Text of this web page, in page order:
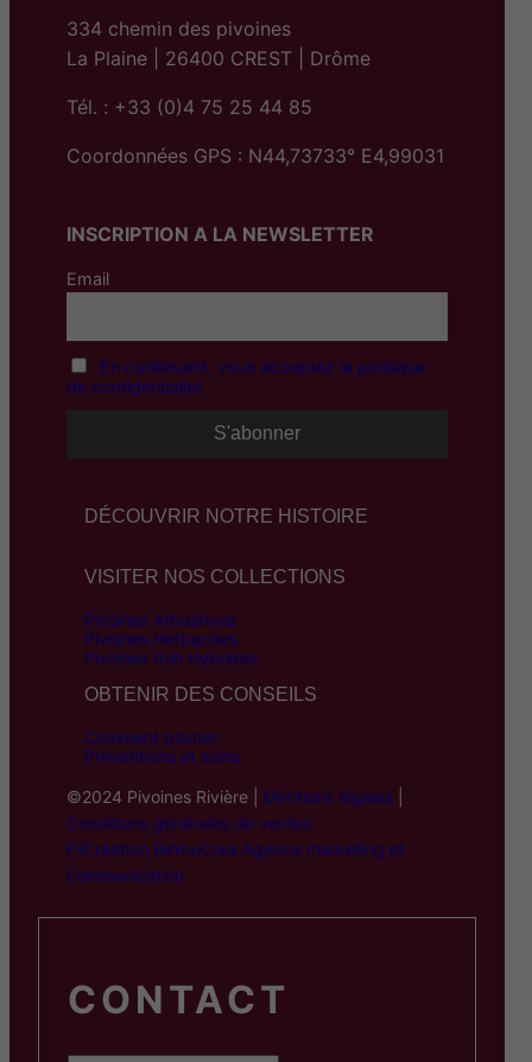
334 chemin des pivoines
La Plaine | 26400 CREST | Drôme
Tél. : +33 (0)4 75 25 44 85
Coordonnées GPS : N44,73733° E4,99031
INSCRIPTION A LA NEWSLETTER
Email
En continuant, vous acceptez la politique
de confidentialité
DÉCOUVRIR NOTRE HISTOIRE
VISITER NOS COLLECTIONS
Pivoines Arbustives
Pivoines Herbacées
Pivoines Itoh Hybrides
OBTENIR DES CONSEILS
Comment planter
Préventions et soins
©2024 Pivoines Rivière | Mentions légales
Conditions générales de ventes
Création BeYouCrea Agence marketing et
communication
CONTACT